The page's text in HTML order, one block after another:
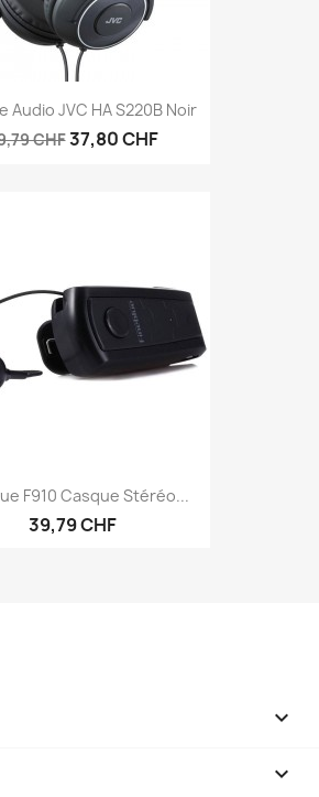
Audio JVC HA S220B Noir
CHF37,80 CHF
F910 Casque Stéréo...
39,79 CHF

